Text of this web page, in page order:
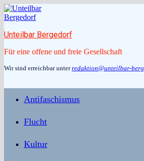
Zum
Inhalt
Unteilbar Bergedorf
Für eine offene und freie Gesellschaft
Wir sind erreichbar unterredaktion@unteilbar-
Antifaschismus
Flucht
Kultur